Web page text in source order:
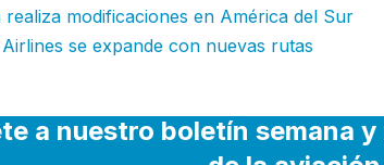
realiza modificaciones en América del Sur
se expande con nuevas rutas
a nuestro boletín semana